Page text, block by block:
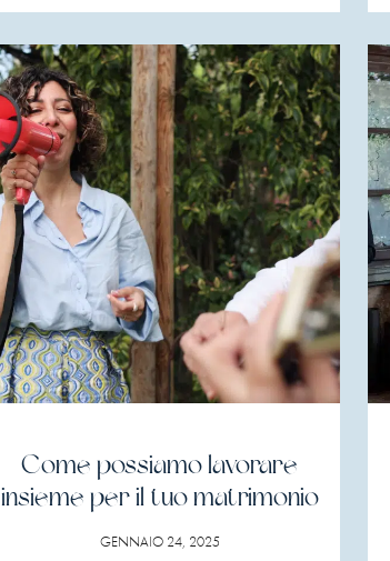
Come possiamo lavorare
insieme per il tuo matrimonio
GENNAIO 24, 2025